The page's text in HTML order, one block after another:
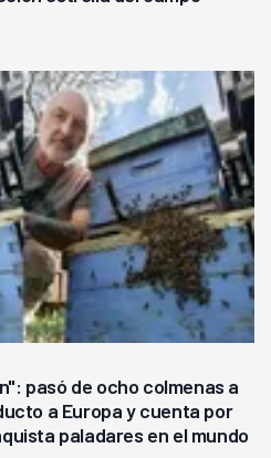
pasó de ocho colmenas a
a Europa y cuenta por
paladares en el mundo